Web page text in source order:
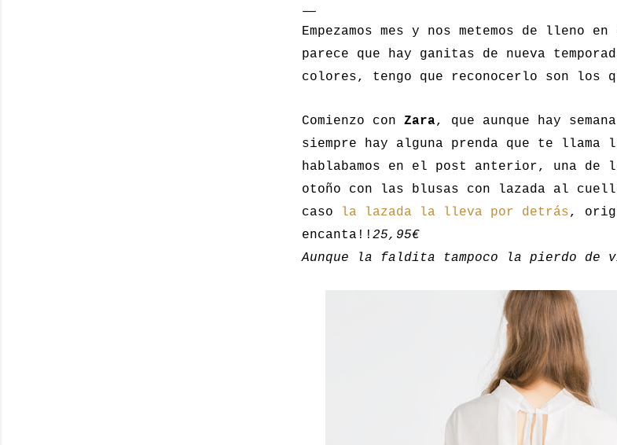
Empezamos mes y nos metemos de lleno
parece que hay ganitas de nueva
colores, tengo que reconocerlo son los
Comienzo con Zara, que aunque hay
siempre hay alguna prenda que te llama
hablabamos en el post anterior, una de
otoño con las blusas con lazada al
caso
la lazada la lleva por detrás,
encanta!! 25,95€
Aunque la faldita tampoco la pierdo de